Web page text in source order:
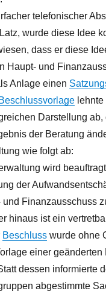
telefonischer
wurde diese Idee
dass er diese
Haupt- und
Anlage einen
Beschlussvorlagelehnte
Darstellung
der Beratung
wie folgt ab:
wird
der
und Finanzausschuss
hinaus ist ein
Beschlusswurde ohne
einer
dessen informierte
abgestimmte